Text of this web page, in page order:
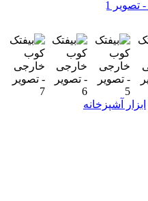
ابزار آشپزخانه